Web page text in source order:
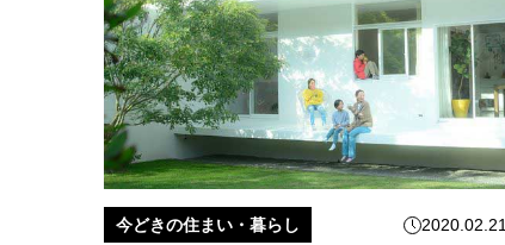
今どきの住まい・暮らし 2020.02.21